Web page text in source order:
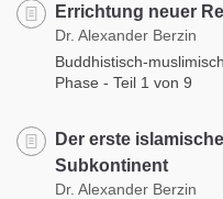
Errichtung neuer
Dr. Alexander Berzin
Buddhistisch-
Phase - Teil 1 von 9
Der erste
Subkontinent
Dr. Alexander Berzin